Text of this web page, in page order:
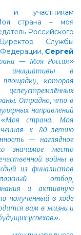
и участникам
страна – моя
Российского
Службы
Сергей
— Моя Россия»
инициативы в
которая
Отрадно, что в
направлений
«Моя страна. Моя
к 80-летию
— наглядное
значимое место
войны в
из финалистов
отбор,
и активную
полученный в ходе
вам в жизни и
успехов».